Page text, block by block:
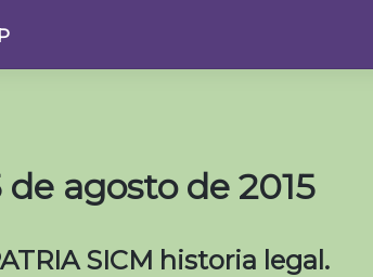
de agosto de 2015
SICM historia legal.